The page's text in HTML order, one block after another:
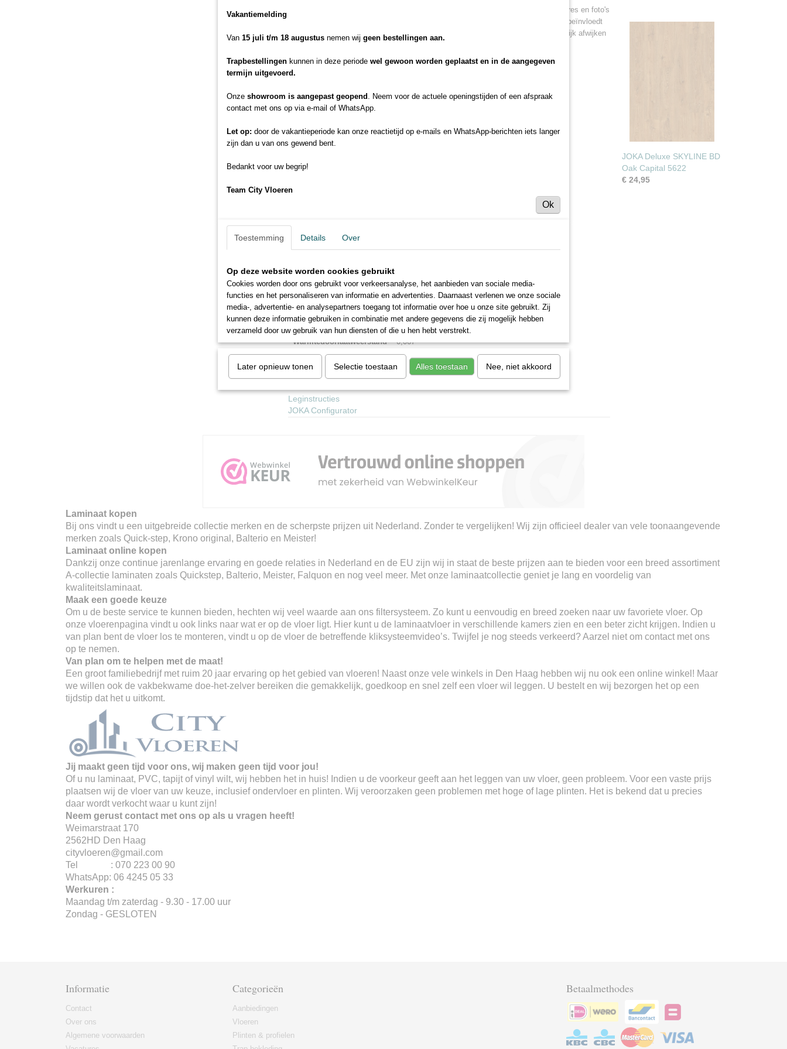
Hout is een natuurproduct en varieert daardoor in kleur en structuur. Stalen, brochures en foto's
gelden dan ook slechts bij benadering en zijn niet bindend. Het effect van zonlicht beïnvloedt
ook de natuurlijke kleurverandering van het hout. Hierdoor kan het product aanzienlijk afwijken
van het sjabloon op het moment van levering.
Betere prijs of elders goedkoper?
Probeer de offerte formulier!
Variant
Classic-Deluxe
Groef
Antislip
Legmethode Zwevend
Garantie 30 Jahre
Warmtedoorlaatweerstand
0,067
m²(K/W)
Leginstructies
JOKA Configurator
JOKA Deluxe SKYLINE BD
Oak Capital 5622
€ 24,95
Laminaat kopen
Bij ons vindt u een uitgebreide collectie merken en de scherpste prijzen uit Nederland. Zonder te vergelijken! Wij zijn officieel dealer van vele toonaangevende
merken zoals Quick-step, Krono original, Balterio en Meister!
Laminaat online kopen
Dankzij onze continue jarenlange ervaring en goede relaties in Nederland en de EU zijn wij in staat de beste prijzen aan te bieden voor een breed assortiment
A-collectie laminaten zoals Quickstep, Balterio, Meister, Falquon en nog veel meer. Met onze laminaatcollectie geniet je lang en voordelig van
kwaliteitslaminaat.
Maak een goede keuze
Om u de beste service te kunnen bieden, hechten wij veel waarde aan ons filtersysteem. Zo kunt u eenvoudig en breed zoeken naar uw favoriete vloer. Op
onze vloerenpagina vindt u ook links naar wat er op de vloer ligt. Hier kunt u de laminaatvloer in verschillende kamers zien en een beter zicht krijgen. Indien u
van plan bent de vloer los te monteren, vindt u op de vloer de betreffende kliksysteemvideo’s. Twijfel je nog steeds verkeerd? Aarzel niet om contact met ons
op te nemen.
Van plan om te helpen met de maat!
Een groot familiebedrijf met ruim 20 jaar ervaring op het gebied van vloeren! Naast onze vele winkels in Den Haag hebben wij nu ook een online winkel! Maar
we willen ook de vakbekwame doe-het-zelver bereiken die gemakkelijk, goedkoop en snel zelf een vloer wil leggen. U bestelt en wij bezorgen het op een
tijdstip dat het u uitkomt.
Jij maakt geen tijd voor ons, wij maken geen tijd voor jou!
Of u nu laminaat, PVC, tapijt of vinyl wilt, wij hebben het in huis! Indien u de voorkeur geeft aan het leggen van uw vloer, geen probleem. Voor een vaste prijs
plaatsen wij de vloer van uw keuze, inclusief ondervloer en plinten. Wij veroorzaken geen problemen met hoge of lage plinten. Het is bekend dat u precies
daar wordt verkocht waar u kunt zijn!
Neem gerust contact met ons op als u vragen heeft!
Weimarstraat 170
2562HD Den Haag
cityvloeren@gmail.com
Tel : 070 223 00 90
WhatsApp: 06 4245 05 33
Werkuren :
Maandag t/m zaterdag - 9.30 - 17.00 uur
Zondag - GESLOTEN
Informatie
Contact
Over ons
Algemene voorwaarden
Categorieën
Aanbiedingen
Vloeren
Plinten & profielen
Betaalmethodes
Vakantiemelding
Van 15 juli t/m 18 augustus nemen wij geen bestellingen aan.
Trapbestellingen kunnen in deze periode wel gewoon worden geplaatst en in de aangegeven
termijn uitgevoerd.
Onze showroom is aangepast geopend . Neem voor de actuele openingstijden of een afspraak
contact met ons op via e-mail of WhatsApp.
Let op: door de vakantieperiode kan onze reactietijd op e-mails en WhatsApp-berichten iets langer
zijn dan u van ons gewend bent.
Bedankt voor uw begrip!
Team City Vloeren
Ok
Toestemming Details Over
Op deze website worden cookies gebruikt
Cookies worden door ons gebruikt voor verkeersanalyse, het aanbieden van sociale media-
functies en het personaliseren van informatie en advertenties. Daarnaast verlenen we onze sociale
media-, advertentie- en analysepartners toegang tot informatie over hoe u onze site gebruikt. Zij
kunnen deze informatie gebruiken in combinatie met andere gegevens die zij mogelijk hebben
verzameld door uw gebruik van hun diensten of die u hen hebt verstrekt.
Later opnieuw tonen Selectie toestaan Alles toestaan Nee, niet akkoord